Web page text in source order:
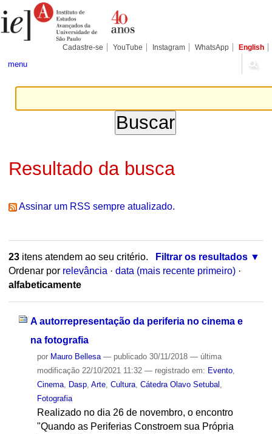
para
conteúdo.
Pessoais
Cadastre-se YouTube Instagram WhatsApp English
menu
Resultado da busca
Assinar um RSS sempre atualizado.
23itens atendem ao seu critério.
Filtrar os resultados
Ordenar por relevância · data (mais recente primeiro) ·
alfabeticamente
A autorrepresentação da periferia no cinema e
na fotografia
por Mauro Bellesa — publicado30/11/2018 — última
modificação22/10/2021 11:32 — registrado em: Evento,
Cinema, Dasp, Arte, Cultura, Cátedra Olavo Setubal
Fotografia
Realizado no dia 26 de novembro, o encontro
"Quando as Periferias Constroem sua Própria